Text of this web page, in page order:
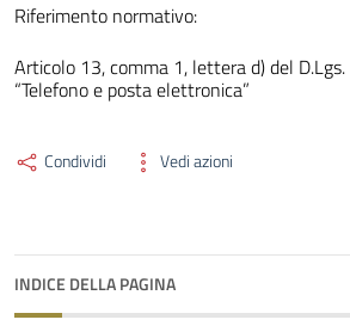
Riferimento normativo:
Articolo 13, comma 1, lettera d) del
“Telefono e posta elettronica”
Condividi Vedi azioni
INDICE DELLA PAGINA